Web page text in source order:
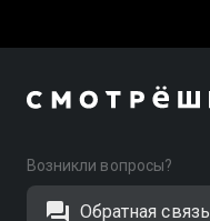
Возникли вопросы?
Обратная связь